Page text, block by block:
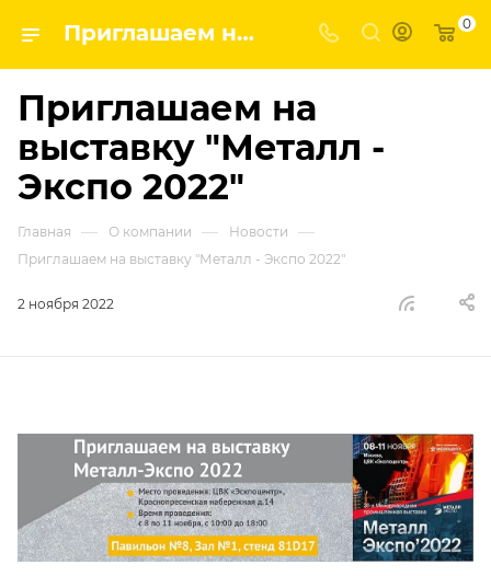
Приглашаем на выставку "Металл - Экспо 2022" | ГК ВПК - наши новости 0
Приглашаем на
выставку "Металл -
Экспо 2022"
Главная — О компании — Новости —
Приглашаем на выставку "Металл - Экспо 2022"
2 ноября 2022